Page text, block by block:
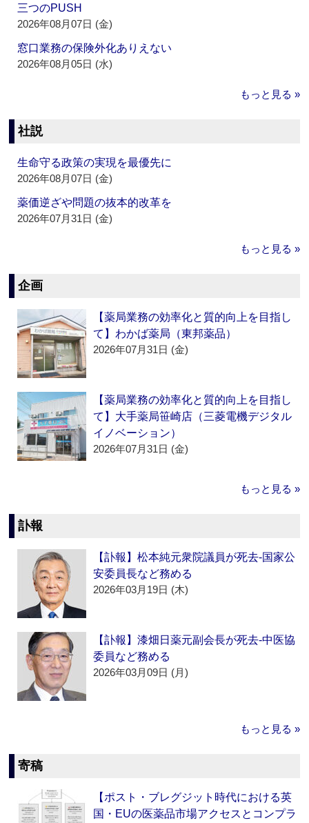
三つのPUSH
2026年08月07日 (金)
窓口業務の保険外化ありえない
2026年08月05日 (水)
もっと見る »
社説
生命守る政策の実現を最優先に
2026年08月07日 (金)
薬価逆ざや問題の抜本的改革を
2026年07月31日 (金)
もっと見る »
企画
【薬局業務の効率化と質的向上を目指し
て】わかば薬局（東邦薬品）
2026年07月31日 (金)
【薬局業務の効率化と質的向上を目指し
て】大手薬局笹崎店（三菱電機デジタル
イノベーション）
2026年07月31日 (金)
もっと見る »
訃報
【訃報】松本純元衆院議員が死去‐国家公
安委員長など務める
2026年03月19日 (木)
【訃報】漆畑日薬元副会長が死去‐中医協
委員など務める
2026年03月09日 (月)
もっと見る »
寄稿
【ポスト・ブレグジット時代における英
国・EUの医薬品市場アクセスとコンプラ